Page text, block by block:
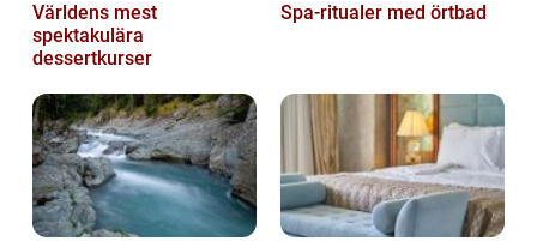
Världens mest
spektakulära
dessertkurser
Spa-ritualer med örtbad